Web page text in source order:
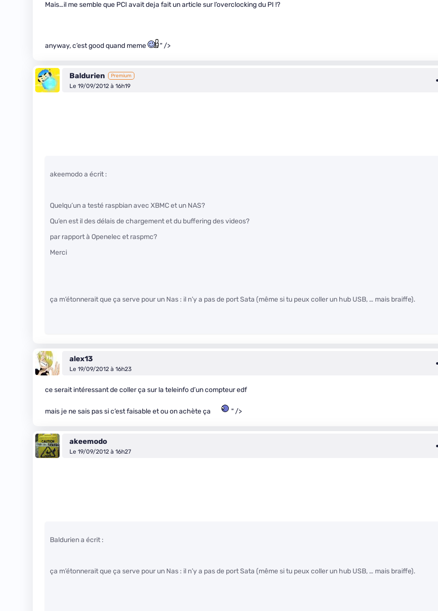
Mais…il me semble que PCI avait deja fait un article sur l’overclocking du PI !?
anyway, c’est good quand meme " />
Baldurien Premium
Le 19/09/2012 à 16h19
akeemodo a écrit :
Quelqu’un a testé raspbian avec XBMC et un NAS?
Qu’en est il des délais de chargement et du buffering des videos?
par rapport à Openelec et raspmc?
Merci
ça m’étonnerait que ça serve pour un Nas : il n’y a pas de port Sata (même si tu peux coller un hub USB, … mais braiffe).
alex13
Le 19/09/2012 à 16h23
ce serait intéressant de coller ça sur la teleinfo d’un compteur edf
mais je ne sais pas si c’est faisable et ou on achète ça " />
akeemodo
Le 19/09/2012 à 16h27
Baldurien a écrit :
ça m’étonnerait que ça serve pour un Nas : il n’y a pas de port Sata (même si tu peux coller un hub USB, … mais braiffe).